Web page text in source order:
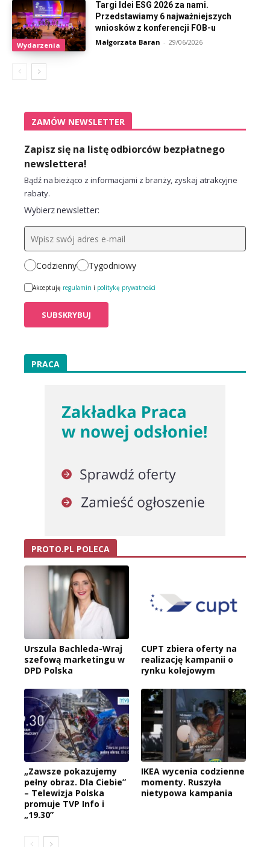
Wydarzenia
Targi Idei ESG 2026 za nami.
Przedstawiamy 6 najważniejszych
wniosków z konferencji FOB-u
Małgorzata Baran - 29/06/2026
ZAMÓW NEWSLETTER
Zapisz się na listę odbiorców bezpłatnego
newslettera!
Bądź na bieżąco z informacjami z branży, zyskaj atrakcyjne
rabaty.
Wybierz newsletter:
Codzienny Tygodniowy
Akceptuję regulamin i politykę prywatności
PRACA
PROTO.PL POLECA
Urszula Bachleda-Wraj
szefową marketingu w
DPD Polska
CUPT zbiera oferty na
realizację kampanii o
rynku kolejowym
„Zawsze pokazujemy
pełny obraz. Dla Ciebie”
– Telewizja Polska
promuje TVP Info i
„19.30”
IKEA wycenia codzienne
momenty. Ruszyła
nietypowa kampania